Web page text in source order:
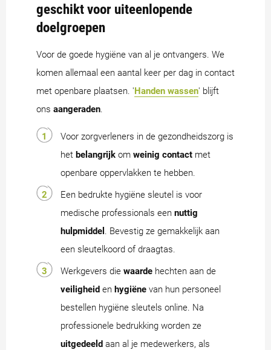
geschikt voor uiteenlopende
doelgroepen
Voor de goede hygiëne van al je ontvangers. We
komen allemaal een aantal keer per dag in contact
met openbare plaatsen. 'Handen wassen' blijft
ons aangeraden.
Voor zorgverleners in de gezondheidszorg is
het belangrijk om weinig contact met
openbare oppervlakken te hebben.
Een bedrukte hygiëne sleutel is voor
medische professionals een nuttig
hulpmiddel . Bevestig ze gemakkelijk aan
een sleutelkoord of draagtas.
Werkgevers die waarde hechten aan de
veiligheid en hygiëne van hun personeel
bestellen hygiëne sleutels online. Na
professionele bedrukking worden ze
uitgedeeld aan al je medewerkers, als